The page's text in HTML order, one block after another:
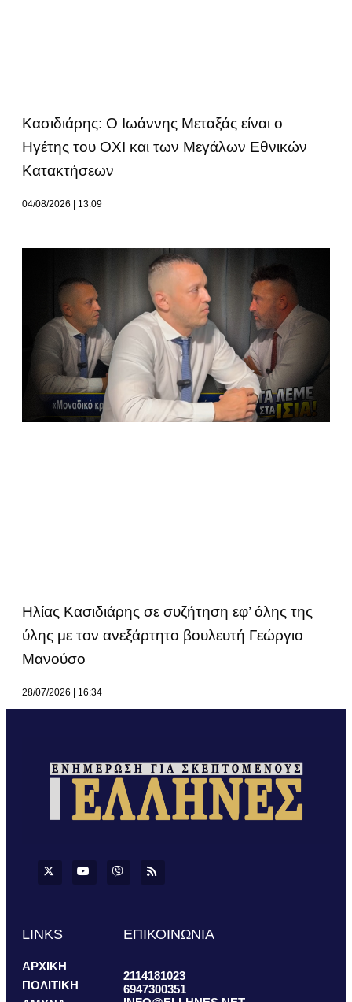
Κασιδιάρης: Ο Ιωάννης Μεταξάς είναι ο
Ηγέτης του ΟΧΙ και των Μεγάλων Εθνικών
Κατακτήσεων
04/08/2026 13:09
Ηλίας Κασιδιάρης σε συζήτηση εφ’ όλης της
ύλης με τον ανεξάρτητο βουλευτή Γεώργιο
Μανούσο
28/07/2026 16:34
LINKS
ΑΡΧΙΚΗ
ΠΟΛΙΤΙΚΗ
ΕΠΙΚΟΙΝΩΝΙΑ
2114181023
6947300351